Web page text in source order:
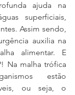
ajuda na
superficiais,
Assim sendo,
auxilia na
alimentar. E
Na malha trófica
estão
ou seja, o